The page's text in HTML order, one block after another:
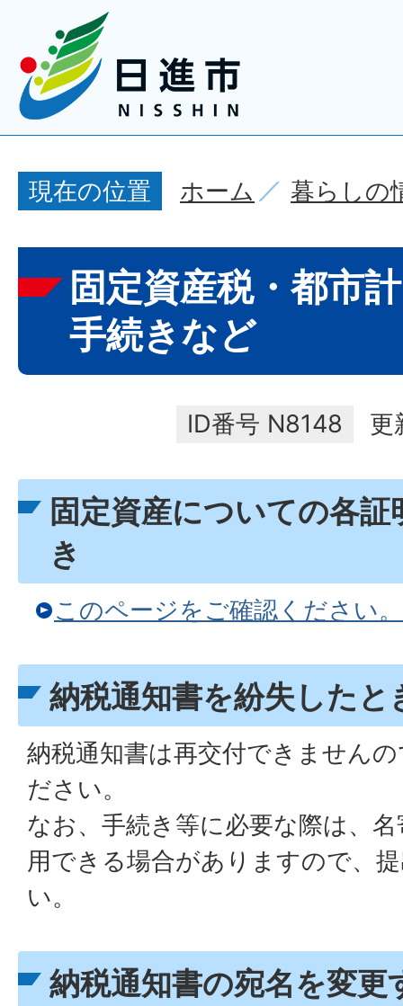
現在の位置 ホーム 暮らしの
固定資産税・都市
手続きなど
ID番号 N8148 更
固定資産についての各
き
このページをご確認ください。
納税通知書を紛失したと
納税通知書は再交付できません
ださい。
なお、手続き等に必要な際は、
用できる場合がありますので、
い。
納税通知書の宛名を変更